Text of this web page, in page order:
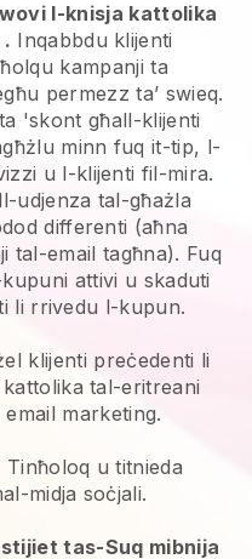
l-knisja kattolika
. Inqabbdu klijenti
kampanji ta
permezz ta’ swieq.
'skont għall-klijenti
minn fuq it-tip, l-
u l-klijenti fil-mira.
udjenza tal-għażla
differenti (aħna
tal-email tagħna). Fuq
attivi u skaduti
li rrivedu l-kupun.
klijenti preċedenti li
tal-eritreani
marketing.
Tinħoloq u titnieda
midja soċjali.
tas-Suq mibnija